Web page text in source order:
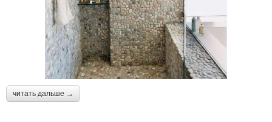
читать дальше →